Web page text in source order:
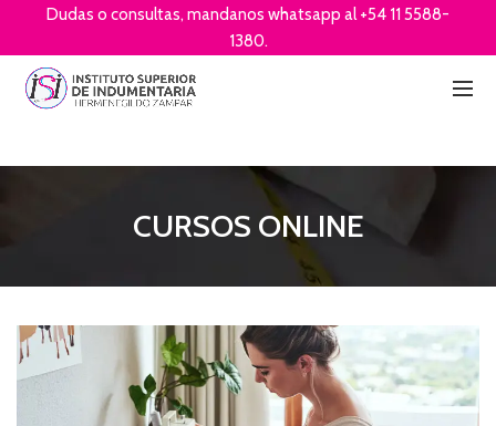
CURSOS ONLINE
Dudas o consultas, mandanos whatsapp al +54 11 5588-
1380.